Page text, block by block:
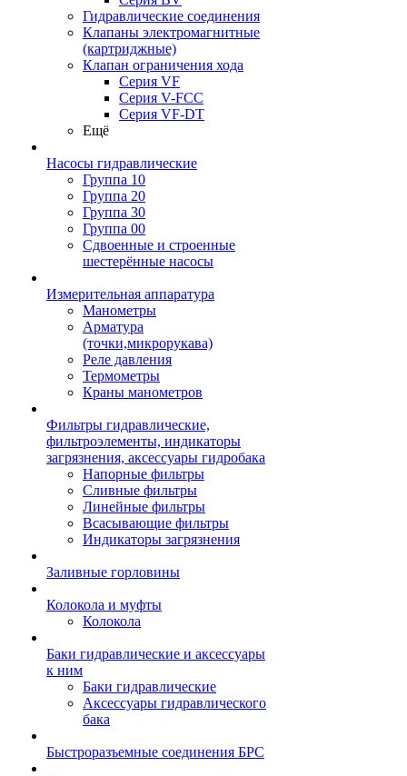
Гидравлические соединения
Клапаны электромагнитные
(картриджные)
Клапан ограничения хода
Серия VF
Серия V-FCC
Серия VF-DT
Ещё
Насосы гидравлические
Группа 10
Группа 20
Группа 30
Группа 00
Сдвоенные и строенные
шестерённые насосы
Измерительная аппаратура
Манометры
Арматура
(точки,микрорукава)
Реле давления
Термометры
Краны манометров
Фильтры гидравлические,
фильтроэлементы, индикаторы
загрязнения, аксессуары гидробака
Напорные фильтры
Сливные фильтры
Линейные фильтры
Всасывающие фильтры
Индикаторы загрязнения
Заливные горловины
Колокола и муфты
Колокола
Баки гидравлические и аксессуары
к ним
Баки гидравлические
Аксессуары гидравлического
бака
Быстроразъемные соединения БРС